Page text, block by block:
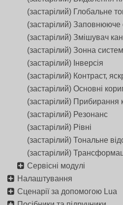
(застарілий) Глобальне
(застарілий) Заповнююче
(застарілий) Змішувач
(застарілий) Зонна
(застарілий) Інверсія
(застарілий) Контраст,
(застарілий) Основні
(застарілий) Прибирання
(застарілий) Резонанс
(застарілий) Рівні
(застарілий) Тональне
(застарілий)
Сервісні модулі
Налаштування
Сценарії за допомогою Lua